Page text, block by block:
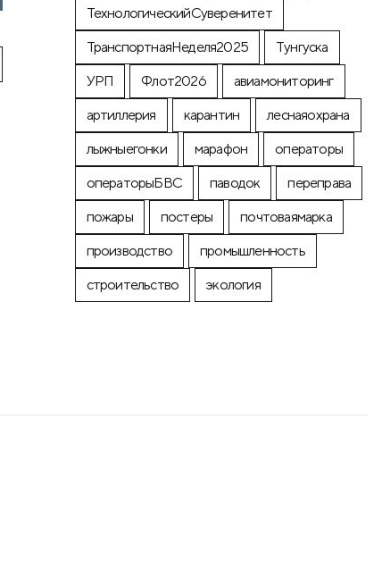
ТехнологическийСуверенитет
ТранспортнаяНеделя2025
Тунгуска
УРП
Флот2026
авиамониторинг
артиллерия
карантин
леснаяохрана
лыжныегонки
марафон
операторы
операторыБВС
паводок
переправа
пожары
постеры
почтоваямарка
производство
промышленность
строительство
экология